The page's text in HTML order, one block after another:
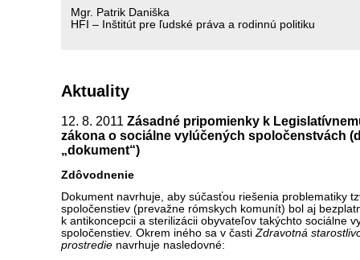
Mgr. Patrik Daniška
HFI – Inštitút pre ľudské práva a rodinnú politiku
Aktuality
12. 8. 2011 Zásadné pripomienky k
zákona o sociálne vylúčených spoločenstvách
„dokument“)
Zdôvodnenie
Dokument navrhuje, aby súčasťou riešenia problematiky
spoločenstiev (prevažne rómskych komunít) bol aj
k antikoncepcii a sterilizácii obyvateľov takýchto sociálne
spoločenstiev. Okrem iného sa v častiZdravotná
prostredie navrhuje nasledovné: